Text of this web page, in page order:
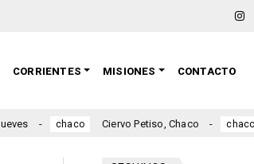
CORRIENTES MISIONES CONTACTO
Ciervo Petiso, Chaco chaco Colonia